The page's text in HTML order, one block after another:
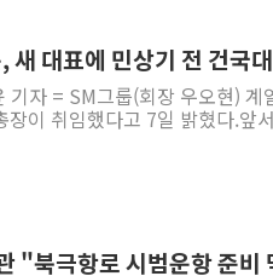
새 대표에 민상기 전 건국
자 = SM그룹(회장 우오현)
장이 취임했다고 7일 밝혔다.앞
"북극항로 시범운항 준비